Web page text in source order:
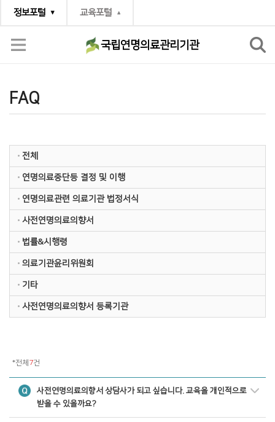
정보포털 교육포털
국립연명의료관리기관
FAQ
FAQ
전체
연명의료중단등 결정 및 이행
연명의료관련 의료기관 법정서식
사전연명의료의향서
법률&시행령
의료기관윤리위원회
기타
사전연명의료의향서 등록기관
*전체 7건
사전연명의료의향서 상담사가 되고 싶습니다. 교육을 개인적으로
받을 수 있을까요?